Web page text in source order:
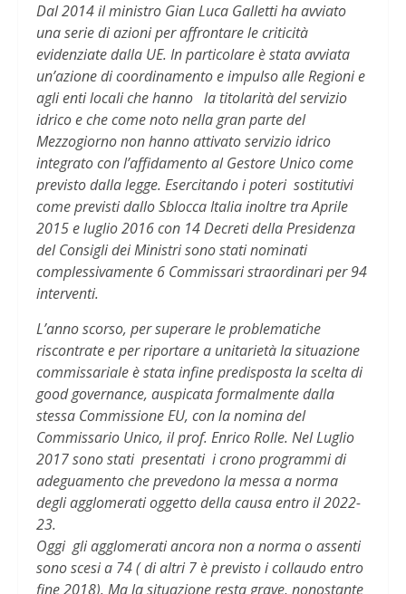
Dal 2014 il ministro Gian Luca Galletti ha avviato
una serie di azioni per affrontare le criticità
evidenziate dalla UE. In particolare è stata avviata
un’azione di coordinamento e impulso alle Regioni e
agli enti locali che hanno la titolarità del servizio
idrico e che come noto nella gran parte del
Mezzogiorno non hanno attivato servizio idrico
integrato con l’affidamento al Gestore Unico come
previsto dalla legge. Esercitando i poteri sostitutivi
come previsti dallo Sblocca Italia inoltre tra Aprile
2015 e luglio 2016 con 14 Decreti della Presidenza
del Consigli dei Ministri sono stati nominati
complessivamente 6 Commissari straordinari per 94
interventi.
L’anno scorso, per superare le problematiche
riscontrate e per riportare a unitarietà la situazione
commissariale è stata infine predisposta la scelta di
good governance, auspicata formalmente dalla
stessa Commissione EU, con la nomina del
Commissario Unico, il prof. Enrico Rolle. Nel Luglio
2017 sono stati presentati i crono programmi di
adeguamento che prevedono la messa a norma
degli agglomerati oggetto della causa entro il 2022-
23.
Oggi gli agglomerati ancora non a norma o assenti
sono scesi a 74 ( di altri 7 è previsto i collaudo entro
fine 2018). Ma la situazione resta grave, nonostante